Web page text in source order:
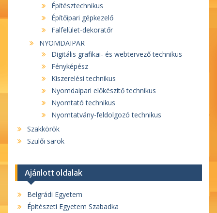
Építésztechnikus
Építőipari gépkezelő
Falfelület-dekoratőr
NYOMDAIPAR
Digitális grafikai- és webtervező technikus
Fényképész
Kiszerelési technikus
Nyomdaipari előkészítő technikus
Nyomtató technikus
Nyomtatvány-feldolgozó technikus
Szakkörök
Szülői sarok
Ajánlott oldalak
Belgrádi Egyetem
Építészeti Egyetem Szabadka